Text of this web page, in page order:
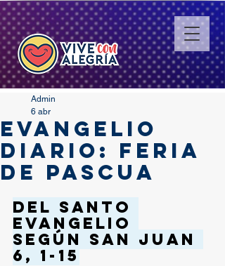
EVANGELIO
DIARIO: FERIA
DE PASCUA
Admin
6 abr
Del santo
Evangelio
según san Juan
6, 1-15